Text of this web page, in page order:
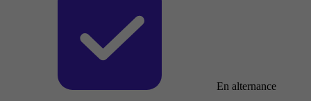
En alternance